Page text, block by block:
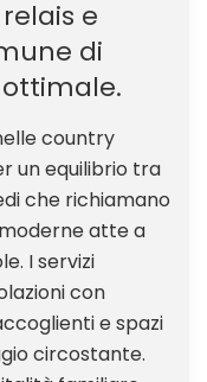
e
di
country
un equilibrio tra
che richiamano
atte a
I servizi
con
e spazi
circostante.